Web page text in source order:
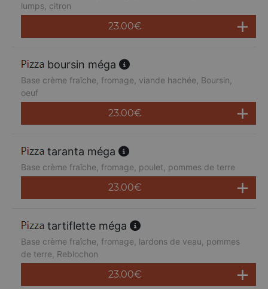
lumps, citron
23.00€
boursin méga
Base crème fraîche, fromage, viande hachée, Boursin,
oeuf
23.00€
taranta méga
Base crème fraîche, fromage, poulet, pommes de terre
23.00€
tartiflette méga
Base crème fraîche, fromage, lardons de veau, pommes
de terre, Reblochon
23.00€